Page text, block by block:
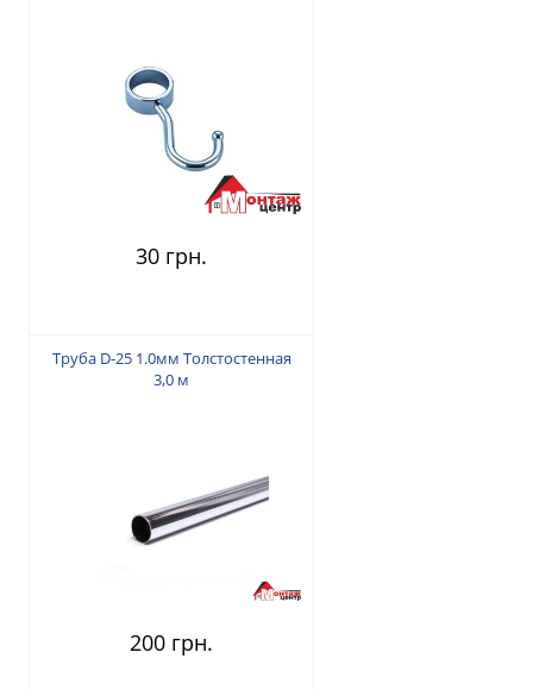
30 грн.
Труба D-25 1.0мм Толстостенная
3,0 м
200 грн.